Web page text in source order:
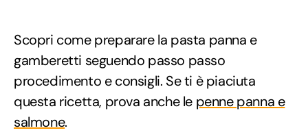
Scopri come preparare la pasta panna e
gamberetti seguendo passo passo
procedimento e consigli. Se ti è piaciuta
questa ricetta, prova anche le penne panna e
salmone.